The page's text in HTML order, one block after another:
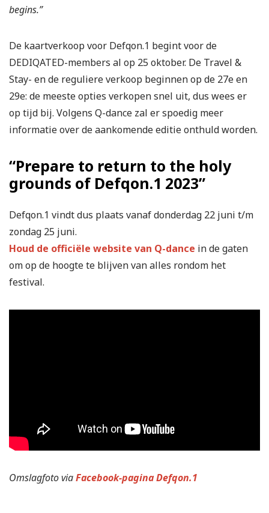
begins.”
De kaartverkoop voor Defqon.1 begint voor de
DEDIQATED-members al op 25 oktober. De Travel &
Stay- en de reguliere verkoop beginnen op de 27e en
29e: de meeste opties verkopen snel uit, dus wees er
op tijd bij. Volgens Q-dance zal er spoedig meer
informatie over de aankomende editie onthuld worden.
“Prepare to return to the holy
grounds of Defqon.1 2023”
Defqon.1 vindt dus plaats vanaf donderdag 22 juni t/m
zondag 25 juni.
Houd de officiële website van Q-dance in de gaten
om op de hoogte te blijven van alles rondom het
festival.
Omslagfoto viaFacebook-pagina Defqon.1